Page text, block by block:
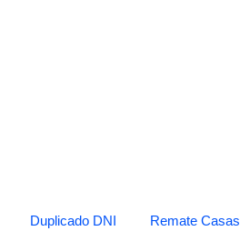
Duplicado DNI Remate Casas